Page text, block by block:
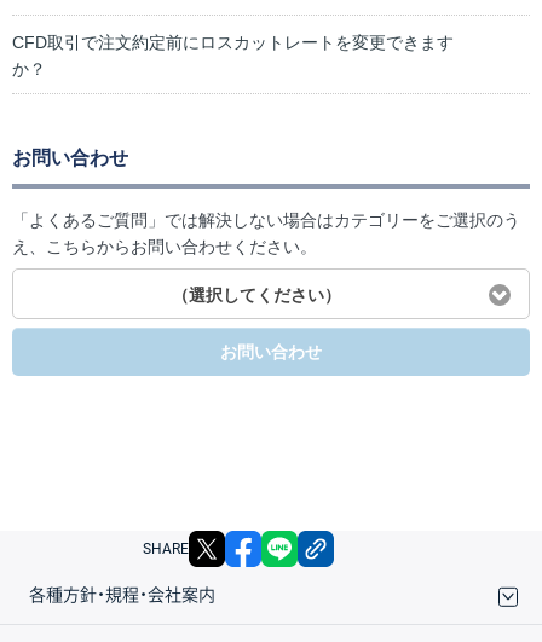
CFD取引で注文約定前にロスカットレートを変更できます
か？
お問い合わせ
「よくあるご質問」では解決しない場合はカテゴリーをご選択のう
え、こちらからお問い合わせください。
（選択してください）
お問い合わせ
SHARE X facebook
各種方針・規程・会社案内
取引規程・約款
サイトマップ
その他のご案内
個人情報保護方針
最良執行方針
サイトのご利用について
ディスクレイマー
信託保全
リスク説明
会社案内